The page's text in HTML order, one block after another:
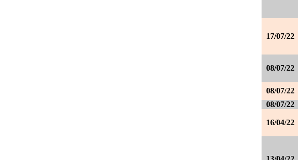
17/07/22
08/07/22
08/07/22
08/07/22
16/04/22